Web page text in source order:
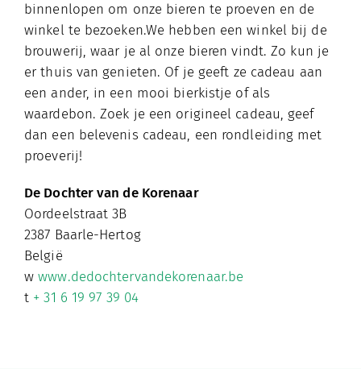
binnenlopen om onze bieren te proeven en de
winkel te bezoeken.We hebben een winkel bij de
brouwerij, waar je al onze bieren vindt. Zo kun je
er thuis van genieten. Of je geeft ze cadeau aan
een ander, in een mooi bierkistje of als
waardebon. Zoek je een origineel cadeau, geef
dan een belevenis cadeau, een rondleiding met
proeverij!
De Dochter van de Korenaar
Oordeelstraat 3B
2387 Baarle-Hertog
België
wwww.dedochtervandekorenaar.be
t + 31 6 19 97 39 04